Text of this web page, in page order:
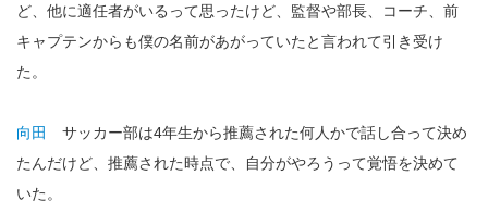
ど、他に適任者がいるって思ったけど、監督や部長、コーチ、前
キャプテンからも僕の名前があがっていたと言われて引き受け
た。
向田
サッカー部は4年生から推薦された何人かで話し合って決め
たんだけど、推薦された時点で、自分がやろうって覚悟を決めて
いた。